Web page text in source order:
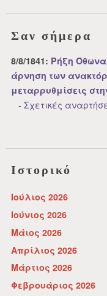
Σαν σήμερα
8/8/1841: Ρήξη Όθωνα
άρνηση των
μεταρρυθμίσεις
-Σχετικές
Ιστορικό
Ιούλιος 2026
Ιούνιος 2026
Μάιος 2026
Απρίλιος 2026
Μάρτιος 2026
Φεβρουάριος 2026